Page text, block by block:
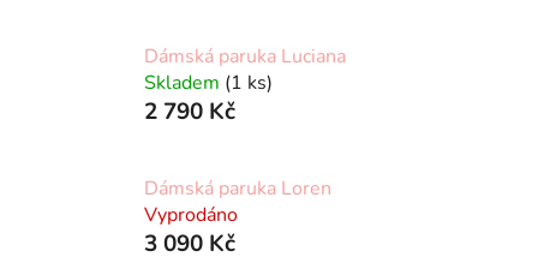
Dámská paruka Luciana
Skladem (1 ks)
2 790 Kč
Dámská paruka Loren
Vyprodáno
3 090 Kč